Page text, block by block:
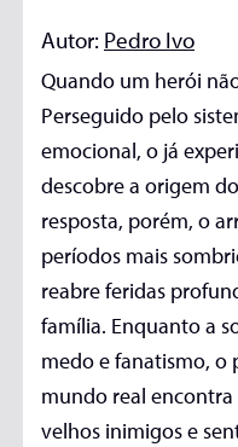
Autor: Pedro Ivo
Quando um herói
Perseguido pelo
emocional, o já
descobre a origem
resposta, porém, o
períodos mais
reabre feridas
família. Enquanto a
medo e fanatismo,
mundo real encontra
velhos inimigos e